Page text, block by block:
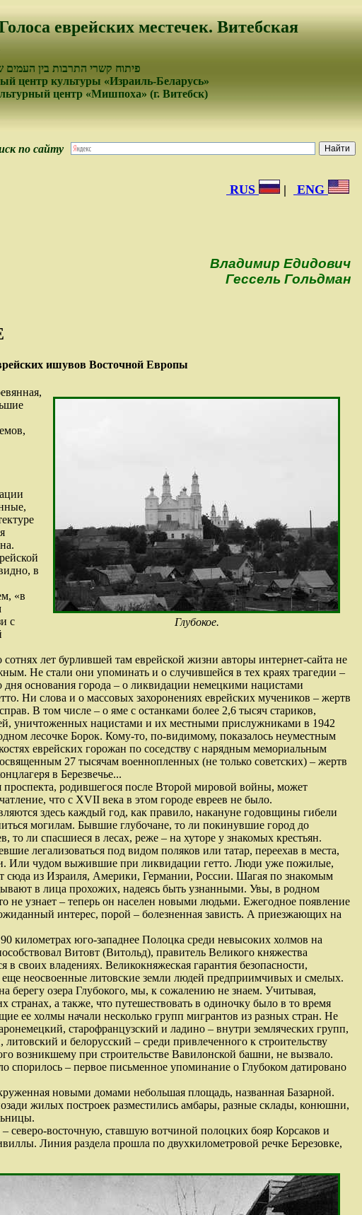
еврейских местечек. Витебская
פיתוח קשרי התרבות בין העמים
центр культуры «Израиль-Беларусь»
центр «Мишпоха» (г. Витебск)
по сайту
RUS | ENG
Владимир Едидович
Гессель Гольдман
ишувов Восточной Европы
Глубокое.
в
«в
с
сотнях лет бурлившей там еврейской жизни авторы интернет-сайта не
Не стали они упоминать и о случившейся в тех краях трагедии –
дня основания города – о ликвидации немецкими нацистами
Ни слова и о массовых захоронениях еврейских мучеников – жертв
В том числе – о яме с останками более 2,6 тысяч стариков,
уничтоженных нацистами и их местными прислужниками в 1942
лесочке Борок. Кому-то, по-видимому, показалось неуместным
еврейских горожан по соседству с нарядным мемориальным
27 тысячам военнопленных (не только советских) – жертв
в Березвечье...
проспекта, родившегося после Второй мировой войны, может
что с XVII века в этом городе евреев не было.
здесь каждый год, как правило, накануне годовщины гибели
могилам. Бывшие глубочане, то ли покинувшие город до
то ли спасшиеся в лесах, реже – на хуторе у знакомых крестьян.
легализоваться под видом поляков или татар, переехав в места,
Или чудом выжившие при ликвидации гетто. Люди уже пожилые,
сюда из Израиля, Америки, Германии, России. Шагая по знакомым
в лица прохожих, надеясь быть узнанными. Увы, в родном
не узнает – теперь он населен новыми людьми. Ежегодное появление
интерес, порой – болезненная зависть. А приезжающих на
километрах юго-западнее Полоцка среди невысоких холмов на
Витовт (Витольд), правитель Великого княжества
своих владениях. Великокняжеская гарантия безопасности,
неосвоенные литовские земли людей предприимчивых и смелых.
озера Глубокого, мы, к сожалению не знаем. Учитывая,
странах, а также, что путешествовать в одиночку было в то время
ее холмы начали несколько групп мигрантов из разных стран. Не
старофранцузский и ладино – внутри земляческих групп,
и белорусский – среди привлеченного к строительству
возникшему при строительстве Вавилонской башни, не вызвало.
спорилось – первое письменное упоминание о Глубоком датировано
новыми домами небольшая площадь, названная Базарной.
жилых построек разместились амбары, разные склады, конюшни,
северо-восточную, ставшую вотчиной полоцких бояр Корсаков и
Линия раздела прошла по двухкилометровой речке Березовке,